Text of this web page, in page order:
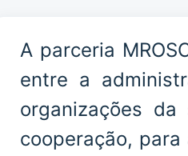
A parceria
entre a
organizações
cooperação,